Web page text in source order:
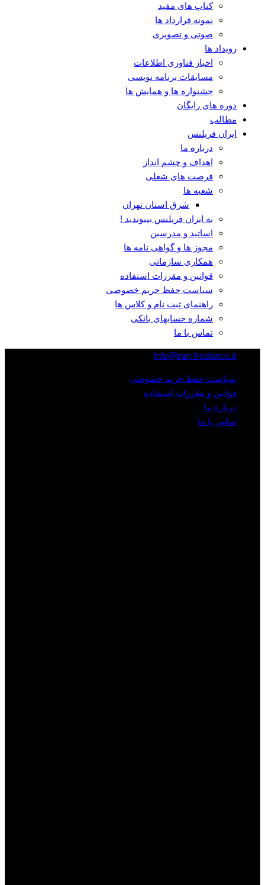
کتاب های مفید
نمونه قرارداد ها
صوتی و تصویری
رویداد ها
اخبار فناوری اطلاعات
مسابقات برنامه نویسی
جشنواره ها و همایش ها
دوره های رایگان
مطالب
ایران فریلنس
درباره ما
اهداف و چشم انداز
فرصت های شغلی
شعبه ها
شرق استان تهران
به ایران فریلنس بپیوندید !
اساتید و مدرسین
مجوز ها و گواهی نامه ها
همکاری سازمانی
قوانین و مقررات استفاده
سیاست حفظ حریم خصوصی
راهنمای ثبت نام و کلاس ها
شماره حسابهای بانکی
تماس با ما
Info@iran-freelance.ir
سیاست حفظ حریم خصوصی
قوانین و مقررات استفاده
درباره ما
تماس با ما